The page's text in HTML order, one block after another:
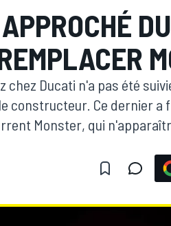
chez Ducati n'a pas été
constructeur. Ce dernier
Monster, qui